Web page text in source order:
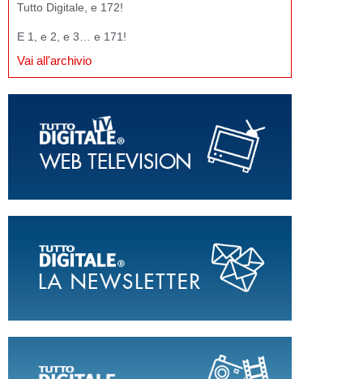
Tutto Digitale, e 172!
E 1, e 2, e 3… e 171!
Vai all'archivio